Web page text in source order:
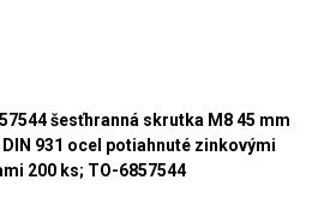
šesťhranná skrutka M8 45 mm
931 ocel potiahnuté zinkovými
200 ks; TO-6857544